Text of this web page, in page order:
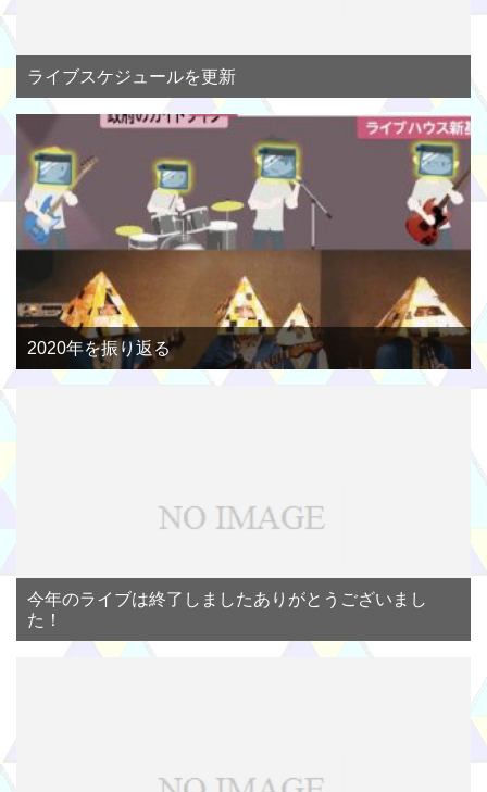
ライブスケジュールを更新
2020年を振り返る
今年のライブは終了しましたありがとうございまし
た！